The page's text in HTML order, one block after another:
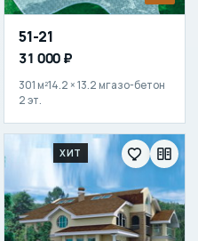
51-21
31 000 ₽
301 м²14.2 × 13.2 мгазо-бетон
2 эт.
ХИТ